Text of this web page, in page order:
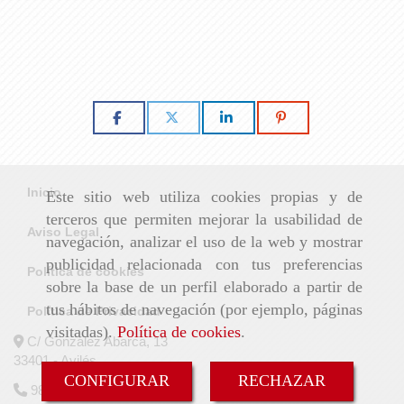
Este sitio web utiliza cookies propias y de
terceros que permiten mejorar la usabilidad de
navegación, analizar el uso de la web y mostrar
publicidad relacionada con tus preferencias
sobre la base de un perfil elaborado a partir de
tus hábitos de navegación (por ejemplo, páginas
visitadas).Política de cookies.
CONFIGURAR RECHAZAR
Inicio
Aviso Legal
Política de cookies
Política de Privacidad
C/ González Abarca, 13
33401 - Avilés
985 525 285